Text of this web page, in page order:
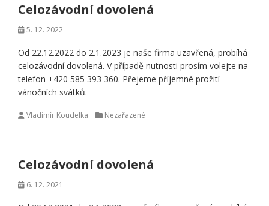
Celozávodní dovolená
5. 12. 2022
Od 22.12.2022 do 2.1.2023 je naše firma uzavřená, probíhá
celozávodní dovolená. V případě nutnosti prosím volejte na
telefon +420 585 393 360. Přejeme příjemné prožití
vánočních svátků.
Vladimír Koudelka Nezařazené
Celozávodní dovolená
6. 12. 2021